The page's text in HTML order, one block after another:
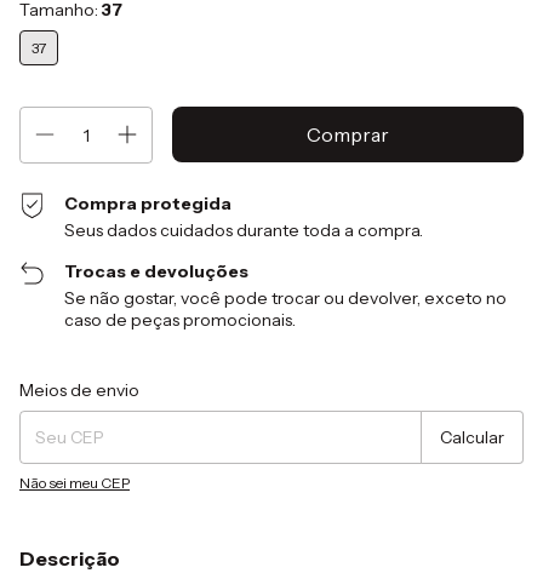
Tamanho: 37
37
Compra protegida
Seus dados cuidados durante toda a compra.
Trocas e devoluções
Se não gostar, você pode trocar ou devolver, exceto no
caso de peças promocionais.
Entregas para o CEP:
Meios de envio
Calcular
Não sei meu CEP
Descrição